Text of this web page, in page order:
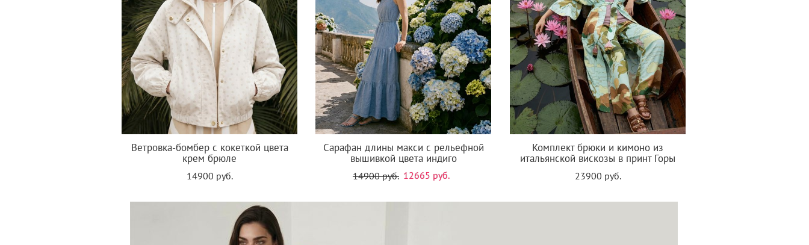
Ветровка-бомбер с кокеткой цвета
крем брюле
14900 руб.
Сарафан длины макси с рельефной
вышивкой цвета индиго
14900 руб. 12665 руб.
Комплект брюки и кимоно из
итальянской вискозы в принт Горы
23900 руб.